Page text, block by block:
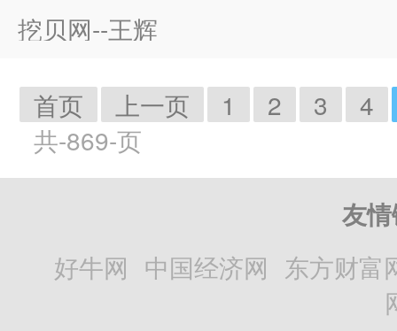
挖贝网--王辉
首页 上一页 1 2 3
4
共-869-页
友
好牛网 中国经济网 东方财富